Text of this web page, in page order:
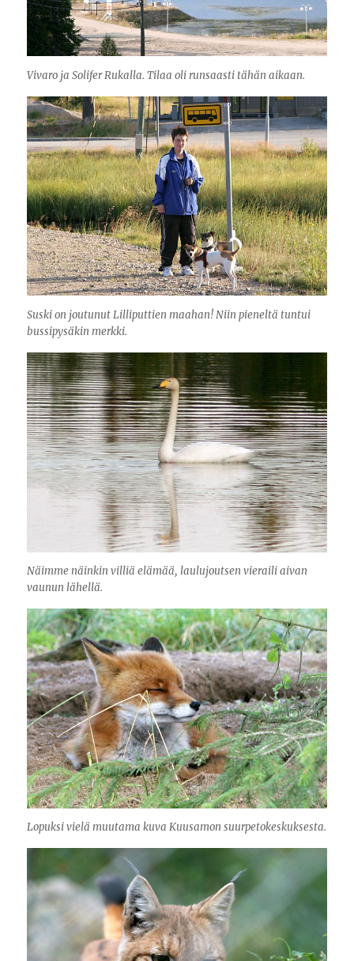
Vivaro ja Solifer Rukalla. Tilaa oli runsaasti tähän aikaan.
Suski on joutunut Lilliputtien maahan! Niin pieneltä tuntui
bussipysäkin merkki.
Näimme näinkin villiä elämää, laulujoutsen vieraili aivan
vaunun lähellä.
Lopuksi vielä muutama kuva Kuusamon suurpetokeskuksesta.